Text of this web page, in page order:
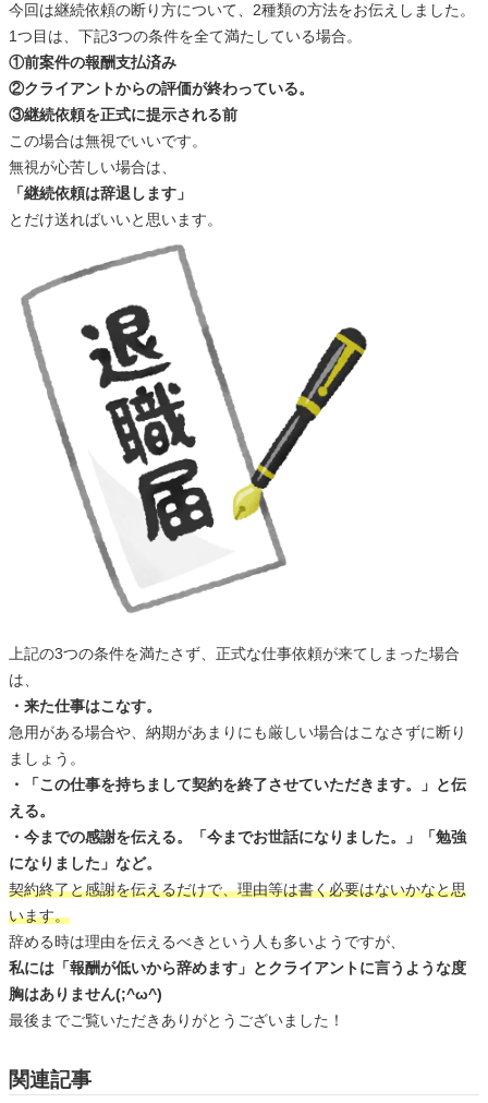
今回は継続依頼の断り方について、2種類の方法をお伝えしました。
1つ目は、下記3つの条件を全て満たしている場合。
①前案件の報酬支払済み
②クライアントからの評価が終わっている。
③継続依頼を正式に提示される前
この場合は無視でいいです。
無視が心苦しい場合は、
「継続依頼は辞退します」
とだけ送ればいいと思います。
上記の3つの条件を満たさず、正式な仕事依頼が来てしまった場合
は、
・来た仕事はこなす。
急用がある場合や、納期があまりにも厳しい場合はこなさずに断り
ましょう。
・「この仕事を持ちまして契約を終了させていただきます。」と伝
える。
・今までの感謝を伝える。「今までお世話になりました。」「勉強
になりました」など。
契約終了と感謝を伝えるだけで、理由等は書く必要はないかなと思
います。
辞める時は理由を伝えるべきという人も多いようですが、
私には「報酬が低いから辞めます」とクライアントに言うような度
胸はありません(;^ω^)
最後までご覧いただきありがとうございました！
関連記事